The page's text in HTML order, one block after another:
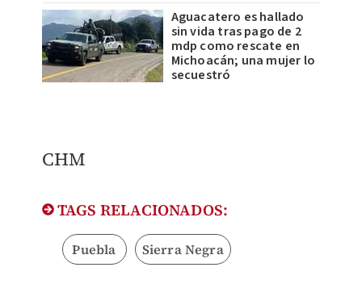
Aguacatero es hallado
sin vida tras pago de 2
mdp como rescate en
Michoacán; una mujer lo
secuestró
CHM
TAGS RELACIONADOS:
Puebla Sierra Negra